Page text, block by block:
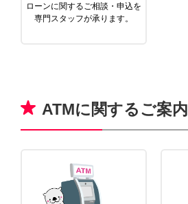
ローンに関するご相談・申込を
専門スタッフが承ります。
ATMに関するご案内